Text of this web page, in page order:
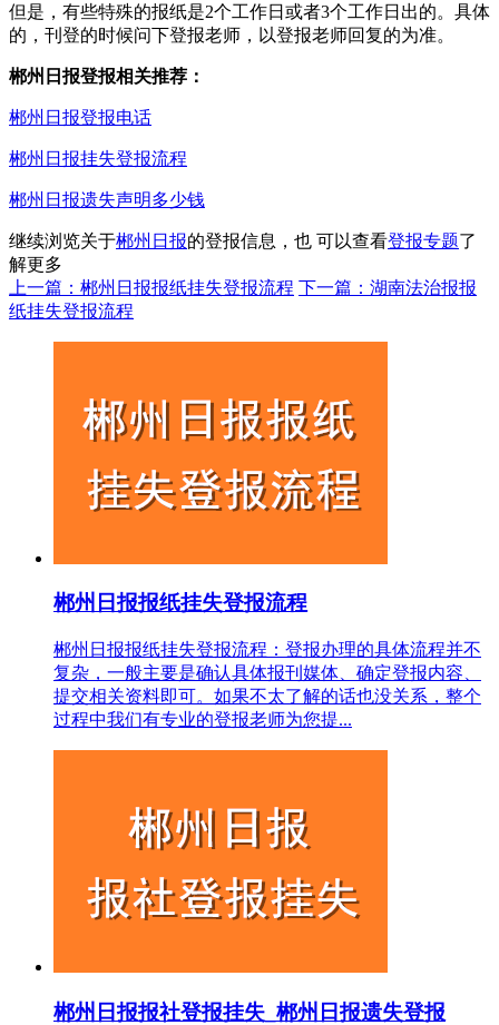
但是，有些特殊的报纸是2个工作日或者3个工作日出的。具体
的，刊登的时候问下登报老师，以登报老师回复的为准。
郴州日报登报相关推荐：
郴州日报登报电话
郴州日报挂失登报流程
郴州日报遗失声明多少钱
继续浏览关于郴州日报的登报信息，也 可以查看登报专题了
解更多
上一篇：郴州日报报纸挂失登报流程 下一篇：湖南法治报报
纸挂失登报流程
郴州日报报纸挂失登报流程
郴州日报报纸挂失登报流程：登报办理的具体流程并不
复杂，一般主要是确认具体报刊媒体、确定登报内容、
提交相关资料即可。如果不太了解的话也没关系，整个
过程中我们有专业的登报老师为您提...
郴州日报报社登报挂失_郴州日报遗失登报